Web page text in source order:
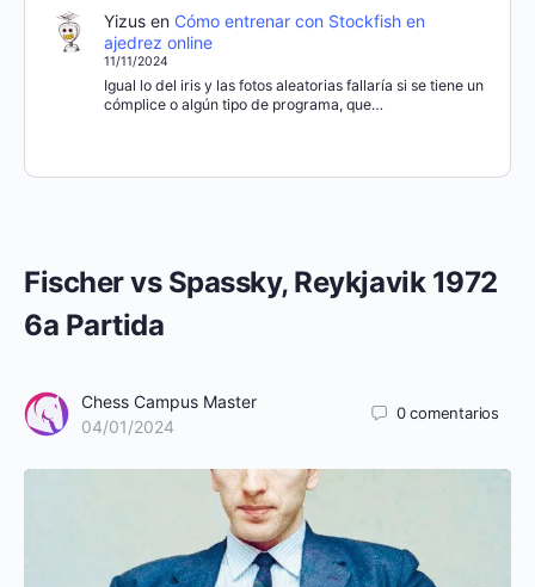
Fischer vs Spassky, Reykjavik 1972
6a Partida
Chess Campus Master
04/01/2024
0comentarios
Yizusen Cómo entrenar con Stockfish en
ajedrez online
11/11/2024
Igual lo del iris y las fotos aleatorias fallaría si se tiene un
cómplice o algún tipo de programa, que…